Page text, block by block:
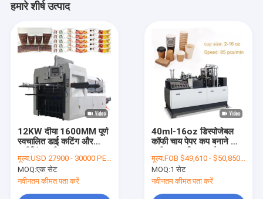
हमारे शीर्ष उत्पाद
12KW दीया 1600MM पूर्ण
स्वचालित डाई कटिंग और
मूल्य:USD 27900 - 30000 PER SET FOB
MOQ:एक सेट
नवीनतम कीमत पता करें
40ml-16oz डिस्पोजेबल
कॉफी चाय पेपर कप बनाने की
मूल्य:FOB $49,610 - $50,850 / Set
MOQ:1 सेट
नवीनतम कीमत पता करें